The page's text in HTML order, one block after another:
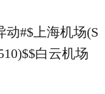
#$上海机场(S
白云机场